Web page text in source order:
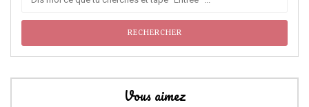
Vous aimez